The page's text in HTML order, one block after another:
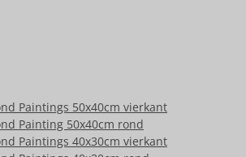
Paintings 50x40cm vierkant
Painting 50x40cm rond
Paintings 40x30cm vierkant